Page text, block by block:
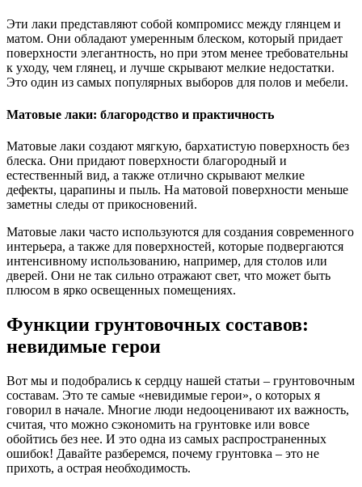
Эти лаки представляют собой компромисс между глянцем и
матом. Они обладают умеренным блеском, который придает
поверхности элегантность, но при этом менее требовательны
к уходу, чем глянец, и лучше скрывают мелкие недостатки.
Это один из самых популярных выборов для полов и мебели.
Матовые лаки: благородство и практичность
Матовые лаки создают мягкую, бархатистую поверхность без
блеска. Они придают поверхности благородный и
естественный вид, а также отлично скрывают мелкие
дефекты, царапины и пыль. На матовой поверхности меньше
заметны следы от прикосновений.
Матовые лаки часто используются для создания современного
интерьера, а также для поверхностей, которые подвергаются
интенсивному использованию, например, для столов или
дверей. Они не так сильно отражают свет, что может быть
плюсом в ярко освещенных помещениях.
Функции грунтовочных составов:
невидимые герои
Вот мы и подобрались к сердцу нашей статьи – грунтовочным
составам. Это те самые «невидимые герои», о которых я
говорил в начале. Многие люди недооценивают их важность,
считая, что можно сэкономить на грунтовке или вовсе
обойтись без нее. И это одна из самых распространенных
ошибок! Давайте разберемся, почему грунтовка – это не
прихоть, а острая необходимость.